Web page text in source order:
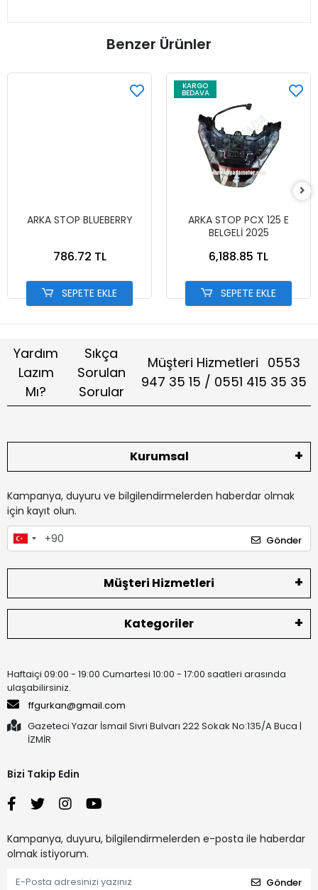
Benzer Ürünler
ARKA STOP BLUEBERRY
786.72 TL
SEPETE EKLE
KARGO
BEDAVA
ARKA STOP PCX 125 E
BELGELİ 2025
6,188.85 TL
SEPETE EKLE
Yardım
Lazım
Mı?
Sıkça
Sorulan
Sorular
Müşteri Hizmetleri 0553
947 35 15 / 0551 415 35 35
Kurumsal
Kampanya, duyuru ve bilgilendirmelerden haberdar olmak
için kayıt olun.
Gönder
Müşteri Hizmetleri
Kategoriler
Haftaiçi 09:00 - 19:00 Cumartesi 10:00 - 17:00 saatleri arasında
ulaşabilirsiniz.
ffgurkan@gmail.com
Gazeteci Yazar İsmail Sivri Bulvarı 222 Sokak No:135/A Buca |
İZMİR
Bizi Takip Edin
Kampanya, duyuru, bilgilendirmelerden e-posta ile haberdar
olmak istiyorum.
Gönder